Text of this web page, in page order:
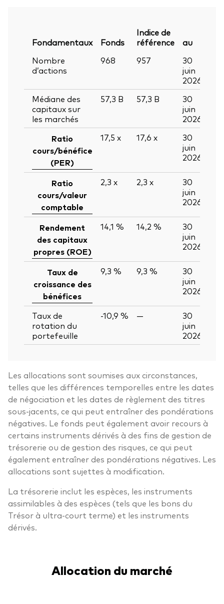
Fondamentaux Fonds
Indice de
référence
au
Nombre
d’actions
968 957
30
juin
2026
Médiane des
capitaux sur
les marchés
57,3 B 57,3 B
30
juin
2026
Ratio
cours/bénéfice
(PER)
17,5 x 17,6 x
30
juin
2026
Ratio
cours/valeur
comptable
2,3 x 2,3 x
30
juin
2026
Rendement
des capitaux
propres (ROE)
14,1 % 14,2 %
30
juin
2026
Taux de
croissance des
bénéfices
9,3 % 9,3 %
30
juin
2026
Taux de
rotation du
portefeuille
-10,9 % —
30
juin
2026
Les allocations sont soumises aux circonstances,
telles que les différences temporelles entre les dates
de négociation et les dates de règlement des titres
sous-jacents, ce qui peut entraîner des pondérations
négatives. Le fonds peut également avoir recours à
certains instruments dérivés à des fins de gestion de
trésorerie ou de gestion des risques, ce qui peut
également entraîner des pondérations négatives. Les
allocations sont sujettes à modification.
La trésorerie inclut les espèces, les instruments
assimilables à des espèces (tels que les bons du
Trésor à ultra-court terme) et les instruments
dérivés.
Allocation du marché